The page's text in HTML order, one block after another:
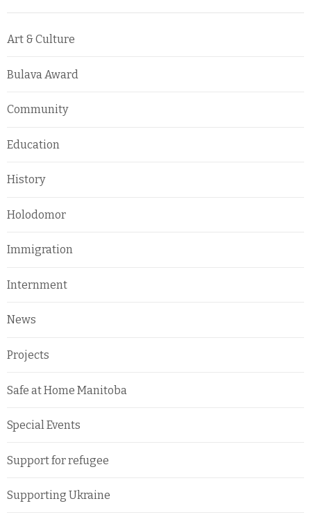
Art & Culture
Bulava Award
Community
Education
History
Holodomor
Immigration
Internment
News
Projects
Safe at Home Manitoba
Special Events
Support for refugee
Supporting Ukraine